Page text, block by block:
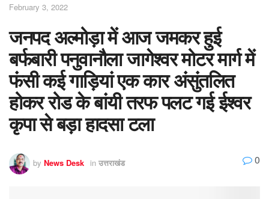
February 3, 2022
जनपद अल्मोड़ा में आज जमकर हुई
बर्फबारी पनुवानौला जागेश्वर मोटर मार्ग में
फंसी कई गाड़ियां एक कार अंसुंतलित
होकर रोड के बांयी तरफ पलट गई ईश्वर
कृपा से बड़ा हादसा टला
by News Desk in उत्तराखंड 0